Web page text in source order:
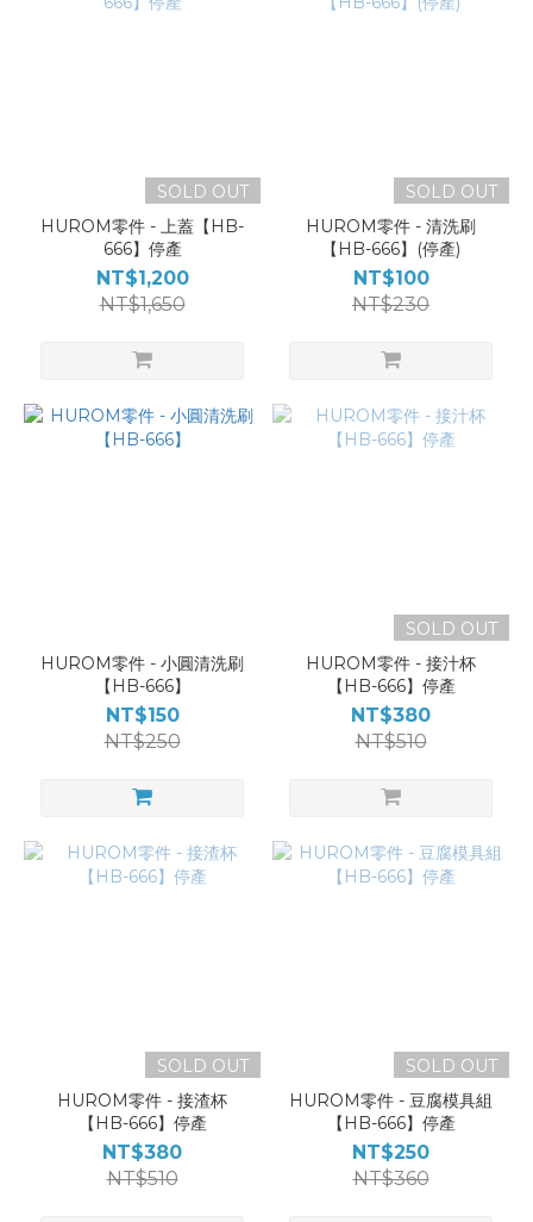
SOLD OUT
HUROM零件 - 上蓋【HB-
666】停產
NT$1,200
NT$1,650
SOLD OUT
HUROM零件 - 清洗刷
【HB-666】(停產)
NT$100
NT$230
HUROM零件 - 小圓清洗刷
【HB-666】
NT$150
NT$250
SOLD OUT
HUROM零件 - 接汁杯
【HB-666】停產
NT$380
NT$510
SOLD OUT
HUROM零件 - 接渣杯
【HB-666】停產
NT$380
NT$510
SOLD OUT
HUROM零件 - 豆腐模具組
【HB-666】停產
NT$250
NT$360